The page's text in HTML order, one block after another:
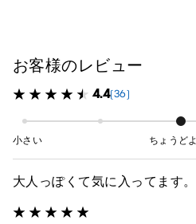
お客様のレビュー
4.4(36)
小さい ちょうど
大人っぽくて気に入ってます。